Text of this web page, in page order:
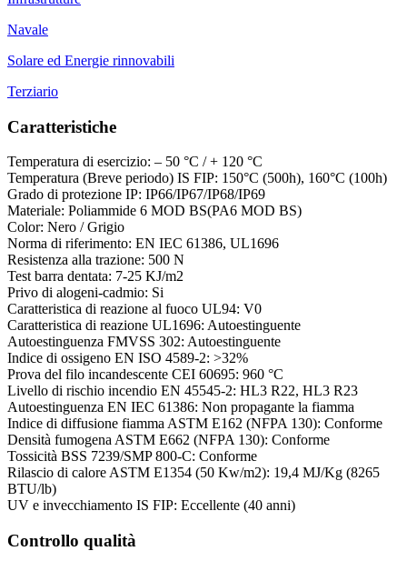
Navale
Solare ed Energie rinnovabili
Terziario
Caratteristiche
Temperatura di esercizio: – 50 °C / + 120 °C
Temperatura (Breve periodo) IS FIP: 150°C (500h), 160°C (100h)
Grado di protezione IP: IP66/IP67/IP68/IP69
Materiale: Poliammide 6 MOD BS(PA6 MOD BS)
Color: Nero / Grigio
Norma di riferimento: EN IEC 61386, UL1696
Resistenza alla trazione: 500 N
Test barra dentata: 7-25 KJ/m2
Privo di alogeni-cadmio: Si
Caratteristica di reazione al fuoco UL94: V0
Caratteristica di reazione UL1696: Autoestinguente
Autoestinguenza FMVSS 302: Autoestinguente
Indice di ossigeno EN ISO 4589-2: >32%
Prova del filo incandescente CEI 60695: 960 °C
Livello di rischio incendio EN 45545-2: HL3 R22, HL3 R23
Autoestinguenza EN IEC 61386: Non propagante la fiamma
Indice di diffusione fiamma ASTM E162 (NFPA 130): Conforme
Densità fumogena ASTM E662 (NFPA 130): Conforme
Tossicità BSS 7239/SMP 800-C: Conforme
Rilascio di calore ASTM E1354 (50 Kw/m2): 19,4 MJ/Kg (8265
BTU/lb)
UV e invecchiamento IS FIP: Eccellente (40 anni)
Controllo qualità